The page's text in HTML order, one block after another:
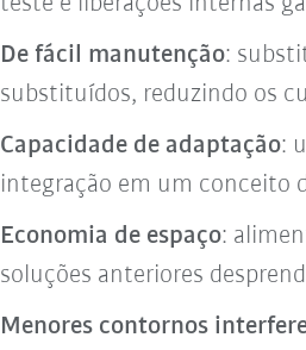
De fácil manutenção:
substituídos, reduzindo os
Capacidade de adaptação:
integração em um conceito
Economia de espaço:
soluções anteriores
Menores contornos